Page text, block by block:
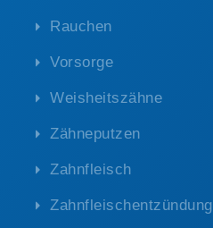
Rauchen
Vorsorge
Weisheitszähne
Zähneputzen
Zahnfleisch
Zahnfleischentzündung